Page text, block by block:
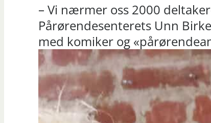
– Vi nærmer oss 2000
Pårørendesenterets Unn
med komiker og